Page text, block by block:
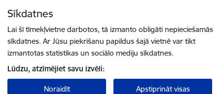
Sīkdatnes
Lai šī tīmekļvietne darbotos, tā izmanto obligāti nepieciešamās
sīkdatnes. Ar Jūsu piekrišanu papildus šajā vietnē var tikt
izmantotas statistikas un sociālo mediju sīkdatnes.
Lūdzu, atzīmējiet savu izvēli:
Noraidīt Apstiprināt visas